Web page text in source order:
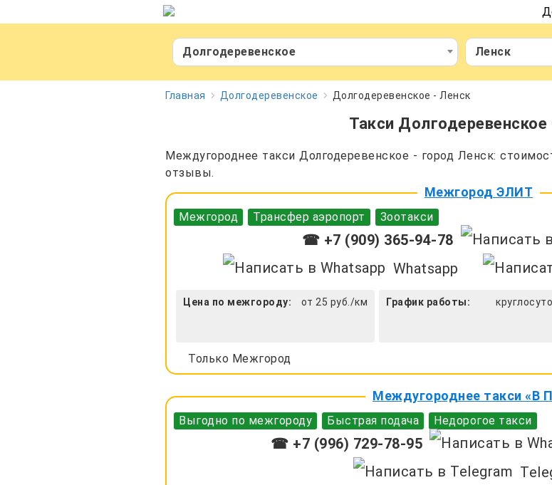
Долгодеревенское Ленск
Главная Долгодеревенское Долгодеревенское - Ленск
Такси Долгодеревенское
Междугороднее такси Долгодеревенское - город Ленск:
отзывы.
Межгород ЭЛИТ
Межгород Трансфер аэропорт Зоотакси
☎ +7 (909) 365-94-78
Whatsapp
Цена по межгороду: от 25 руб./км График работы:
Только Межгород
Междугороднее такси «В
Выгодно по межгороду Быстрая подача Недорогое такси
☎ +7 (996) 729-78-95